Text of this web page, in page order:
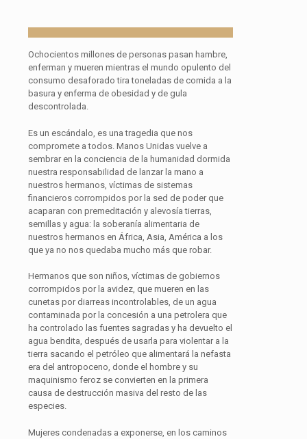
Ochocientos millones de personas pasan hambre,
enferman y mueren mientras el mundo opulento del
consumo desaforado tira toneladas de comida a la
basura y enferma de obesidad y de gula
descontrolada.
Es un escándalo, es una tragedia que nos
compromete a todos. Manos Unidas vuelve a
sembrar en la conciencia de la humanidad dormida
nuestra responsabilidad de lanzar la mano a
nuestros hermanos, víctimas de sistemas
financieros corrompidos por la sed de poder que
acaparan con premeditación y alevosía tierras,
semillas y agua: la soberanía alimentaria de
nuestros hermanos en África, Asia, América a los
que ya no nos quedaba mucho más que robar.
Hermanos que son niños, víctimas de gobiernos
corrompidos por la avidez, que mueren en las
cunetas por diarreas incontrolables, de un agua
contaminada por la concesión a una petrolera que
ha controlado las fuentes sagradas y ha devuelto el
agua bendita, después de usarla para violentar a la
tierra sacando el petróleo que alimentará la nefasta
era del antropoceno, donde el hombre y su
maquinismo feroz se convierten en la primera
causa de destrucción masiva del resto de las
especies.
Mujeres condenadas a exponerse, en los caminos